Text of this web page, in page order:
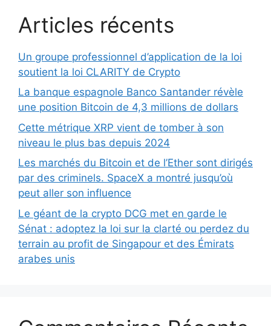
Articles récents
Un groupe professionnel d’application de la loi
soutient la loi CLARITY de Crypto
La banque espagnole Banco Santander révèle
une position Bitcoin de 4,3 millions de dollars
Cette métrique XRP vient de tomber à son
niveau le plus bas depuis 2024
Les marchés du Bitcoin et de l’Ether sont dirigés
par des criminels. SpaceX a montré jusqu’où
peut aller son influence
Le géant de la crypto DCG met en garde le
Sénat : adoptez la loi sur la clarté ou perdez du
terrain au profit de Singapour et des Émirats
arabes unis